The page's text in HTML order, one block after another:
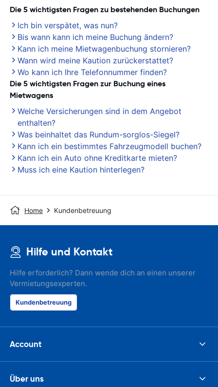
Die 5 wichtigsten Fragen zu bestehenden Buchungen
Ich bin verspätet, was nun?
Bis wann kann ich meine Buchung ändern?
Kann ich meine Mietwagenbuchung stornieren?
Wann wird meine Kaution zurückerstattet?
Wo kann ich Ihre Telefonnummer finden?
Die 5 wichtigsten Fragen zur Buchung eines
Mietwagens
Welche Versicherungen sind in dem Angebot
enthalten?
Was beinhaltet das Rundum-sorglos-Siegel?
Kann ich ein bestimmtes Fahrzeugmodell buchen?
Kann ich ein Auto ohne Kreditkarte mieten?
Muss ich eine Kaution hinterlegen?
Home Kundenbetreuung
Hilfe und Kontakt
Hilfe erforderlich? Dann wende dich an einen unserer
Vermietungsexperten.
Kundenbetreuung
Account
Über uns